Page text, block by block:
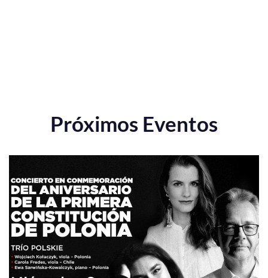
Próximos Eventos